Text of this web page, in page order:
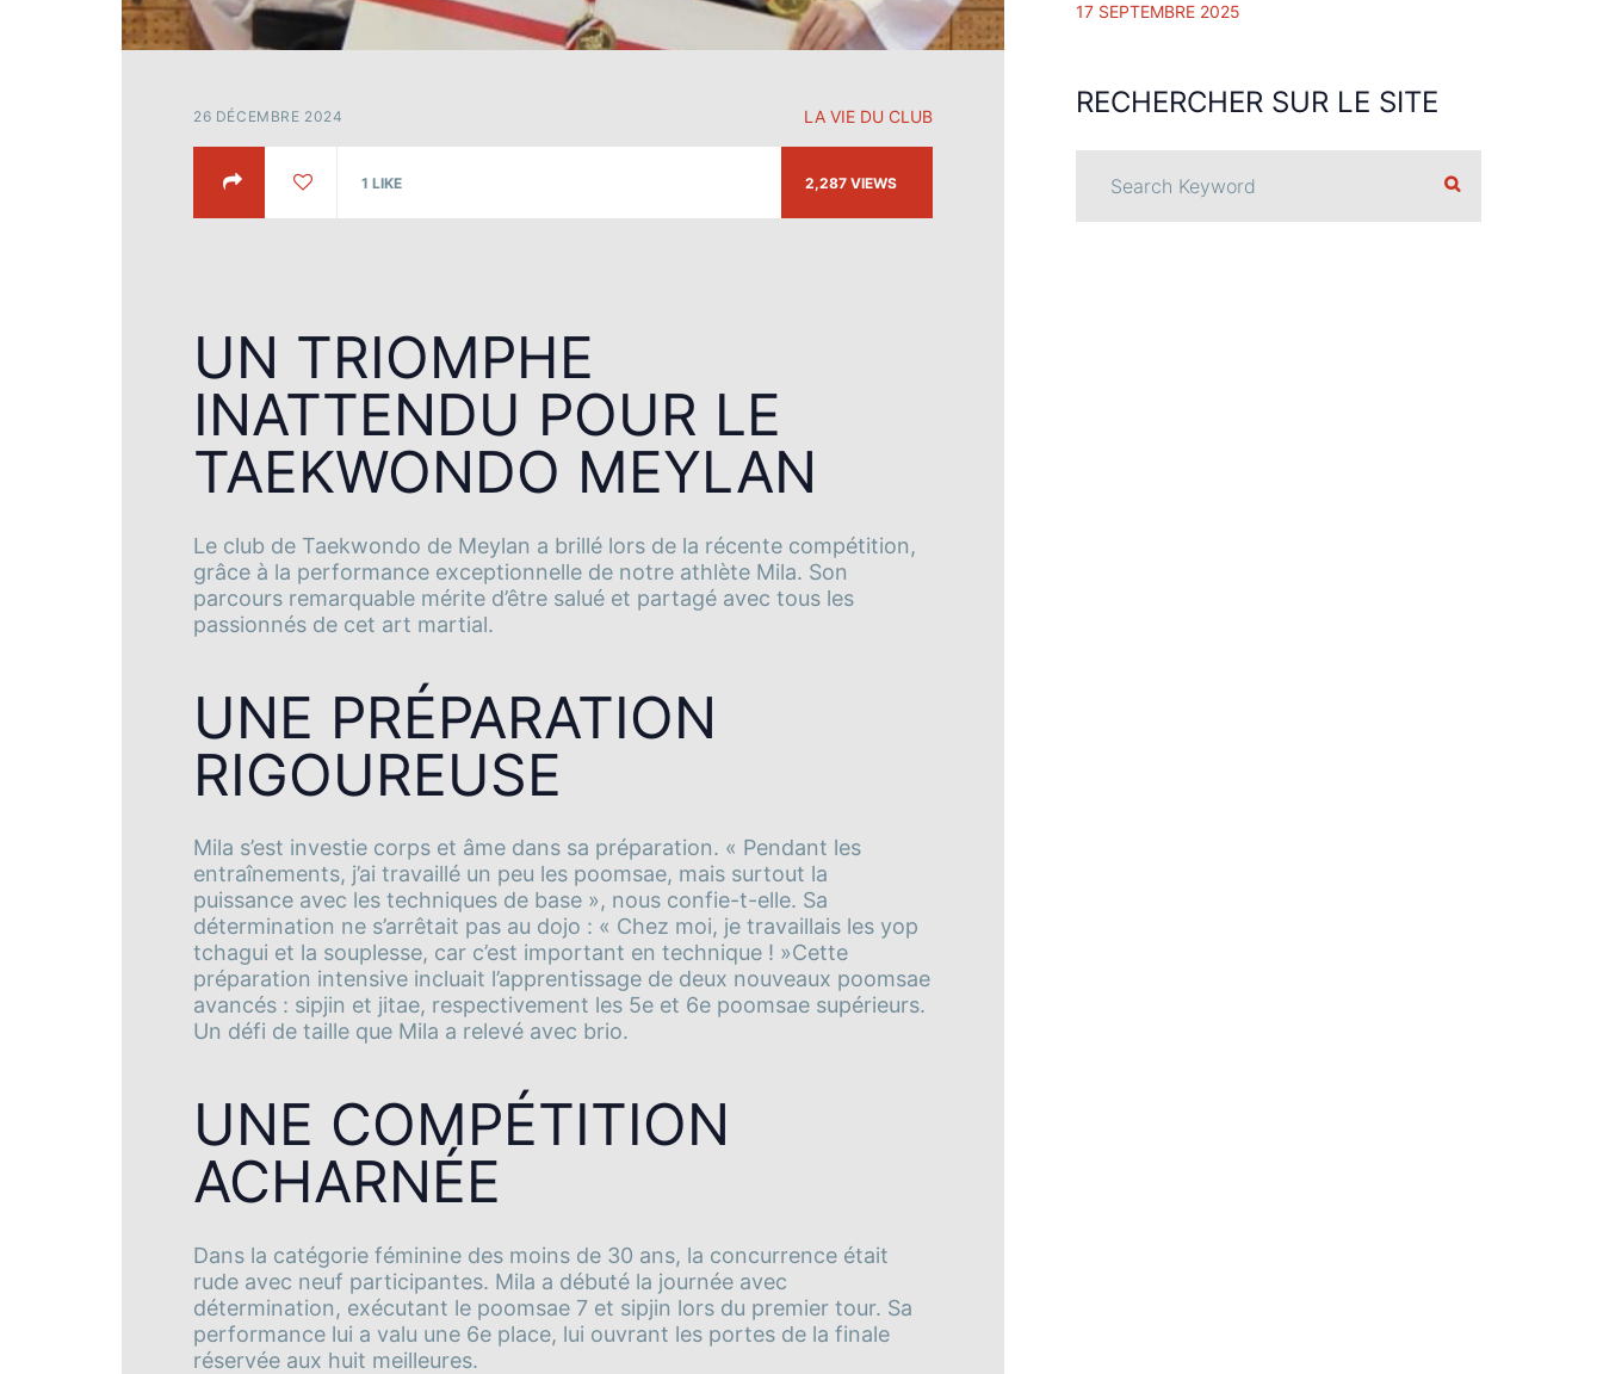
26 DÉCEMBRE 2024 LA VIE DU CLUB
1 LIKE 2,287 VIEWS
UN TRIOMPHE
INATTENDU POUR LE
TAEKWONDO MEYLAN
Le club de Taekwondo de Meylan a brillé lors de la récente compétition,
grâce à la performance exceptionnelle de notre athlète Mila. Son
parcours remarquable mérite d’être salué et partagé avec tous les
passionnés de cet art martial.
UNE PRÉPARATION
RIGOUREUSE
Mila s’est investie corps et âme dans sa préparation. « Pendant les
entraînements, j’ai travaillé un peu les poomsae, mais surtout la
puissance avec les techniques de base », nous confie-t-elle. Sa
détermination ne s’arrêtait pas au dojo : « Chez moi, je travaillais les yop
tchagui et la souplesse, car c’est important en technique ! »Cette
préparation intensive incluait l’apprentissage de deux nouveaux poomsae
avancés : sipjin et jitae, respectivement les 5e et 6e poomsae supérieurs.
Un défi de taille que Mila a relevé avec brio.
UNE COMPÉTITION
ACHARNÉE
Dans la catégorie féminine des moins de 30 ans, la concurrence était
rude avec neuf participantes. Mila a débuté la journée avec
détermination, exécutant le poomsae 7 et sipjin lors du premier tour. Sa
performance lui a valu une 6e place, lui ouvrant les portes de la finale
réservée aux huit meilleures.
17 SEPTEMBRE 2025
RECHERCHER SUR LE SITE